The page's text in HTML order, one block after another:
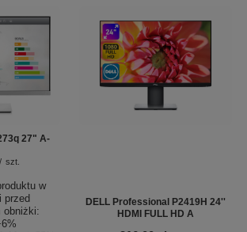
27" A-
/ szt.
w
przed
obniżki:
DELL Professional P2419H 24''
HDMI FULL HD A